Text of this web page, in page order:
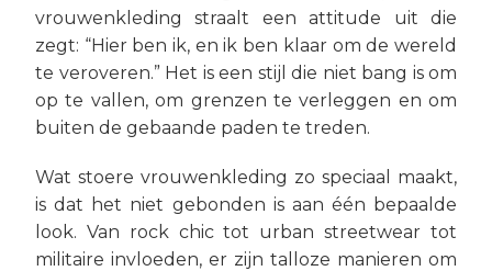
vrouwenkleding straalt een attitude uit die
zegt: “Hier ben ik, en ik ben klaar om de wereld
te veroveren.” Het is een stijl die niet bang is om
op te vallen, om grenzen te verleggen en om
buiten de gebaande paden te treden.
Wat stoere vrouwenkleding zo speciaal maakt,
is dat het niet gebonden is aan één bepaalde
look. Van rock chic tot urban streetwear tot
militaire invloeden, er zijn talloze manieren om